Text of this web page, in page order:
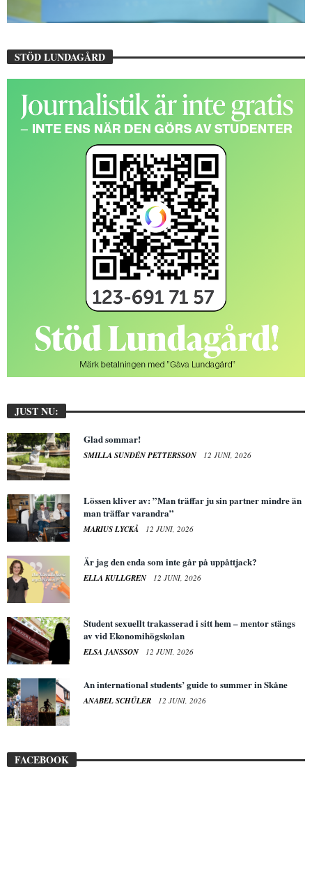
STÖD LUNDAGÅRD
JUST NU:
Glad sommar!
SMILLA SUNDÉN PETTERSSON 12 JUNI, 2026
Lössen kliver av: ”Man träffar ju sin partner mindre än
man träffar varandra”
MARIUS LYCKÅ 12 JUNI, 2026
Är jag den enda som inte går på uppåttjack?
ELLA KULLGREN 12 JUNI, 2026
Student sexuellt trakasserad i sitt hem – mentor stängs
av vid Ekonomihögskolan
ELSA JANSSON 12 JUNI, 2026
An international students’ guide to summer in Skåne
ANABEL SCHÜLER 12 JUNI, 2026
FACEBOOK